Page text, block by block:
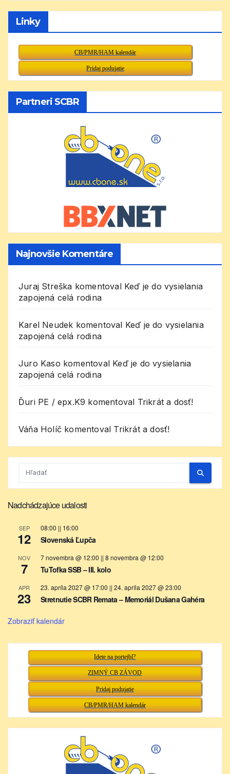
Linky
CB/PMR/HAM kalendár
Pridaj podujatie
Partneri SCBR
Najnovšie Komentáre
Juraj Streška komentoval Keď je do vysielania
zapojená celá rodina
Karel Neudek komentoval Keď je do vysielania
zapojená celá rodina
Juro Kaso komentoval Keď je do vysielania
zapojená celá rodina
Ďuri PE / epx.K9 komentoval Trikrát a dosť!
Váňa Holíč komentoval Trikrát a dosť!
Nadchádzajúce udalosti
SEP
12
08:00 || 16:00
Slovenská Ľupča
NOV
7
7 novembra @ 12:00 || 8 novembra @ 12:00
TuTofka SSB – III. kolo
APR
23
23. apríla 2027 @ 17:00 || 24. apríla 2027 @ 23:00
Stretnutie SCBR Remata – Memoriál Dušana Gahéra
Zobraziť kalendár
Idete na portejbl?
ZIMNÝ CB ZÁVOD
Pridaj podujatie
CB/PMR/HAM kalendár